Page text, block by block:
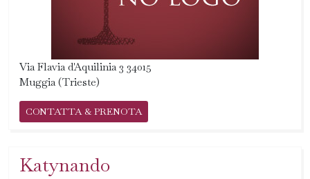
Via Flavia d'Aquilinia 3 34015
Muggia (Trieste)
CONTATTA & PRENOTA
Katynando